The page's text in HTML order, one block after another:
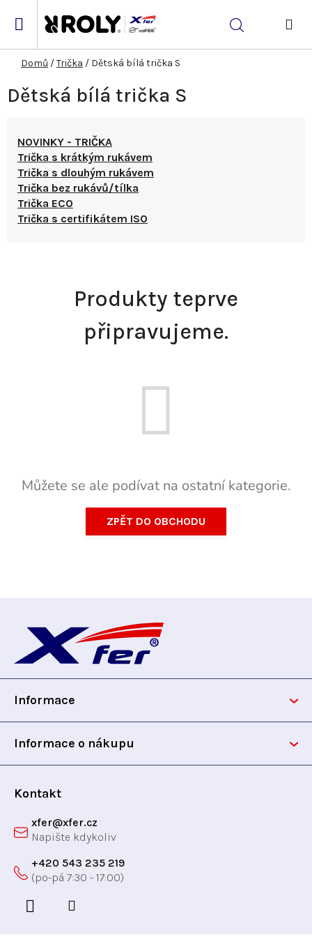
Hledat
Domů /Trička / Dětská bílá trička S
Dětská bílá trička S
NOVINKY - TRIČKA
Trička s krátkým rukávem
Trička s dlouhým rukávem
Trička bez rukávů/tílka
Trička ECO
Trička s certifikátem ISO
Produkty teprve
připravujeme.
Můžete se ale podívat na ostatní kategorie.
ZPĚT DO OBCHODU
p
Informace
Informace o nákupu
Kontakt
xfer@xfer.cz
+420 543 235 219